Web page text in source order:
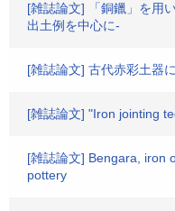
[雑誌論文] 「銅鑞」を用
出土例を中心に-
[雑誌論文] 古代赤彩土器
[雑誌論文] "Iron jointing
[雑誌論文] Bengara, iron
pottery